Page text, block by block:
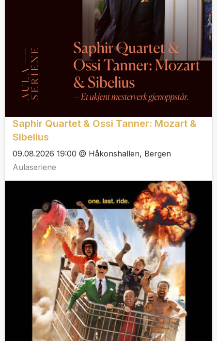
Saphir Quartet & Ossi Tanner: Mozart &
Sibelius
09.08.2026 19:00 @ Håkonshallen, Bergen
Aulaseriene